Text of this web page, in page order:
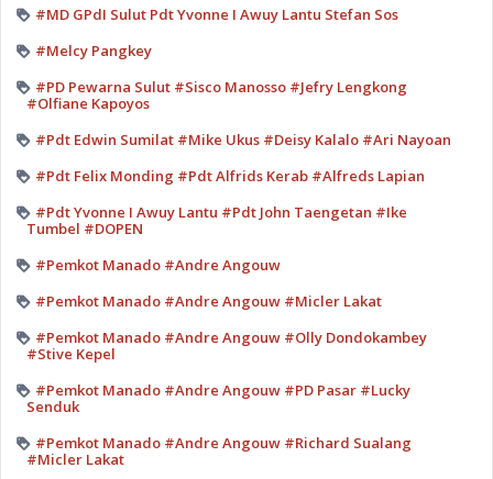
#MD GPdI Sulut Pdt Yvonne I Awuy Lantu Stefan Sos
#Melcy Pangkey
#PD Pewarna Sulut #Sisco Manosso #Jefry Lengkong
#Olfiane Kapoyos
#Pdt Edwin Sumilat #Mike Ukus #Deisy Kalalo #Ari Nayoan
#Pdt Felix Monding #Pdt Alfrids Kerab #Alfreds Lapian
#Pdt Yvonne I Awuy Lantu #Pdt John Taengetan #Ike
Tumbel #DOPEN
#Pemkot Manado #Andre Angouw
#Pemkot Manado #Andre Angouw #Micler Lakat
#Pemkot Manado #Andre Angouw #Olly Dondokambey
#Stive Kepel
#Pemkot Manado #Andre Angouw #PD Pasar #Lucky
Senduk
#Pemkot Manado #Andre Angouw #Richard Sualang
#Micler Lakat